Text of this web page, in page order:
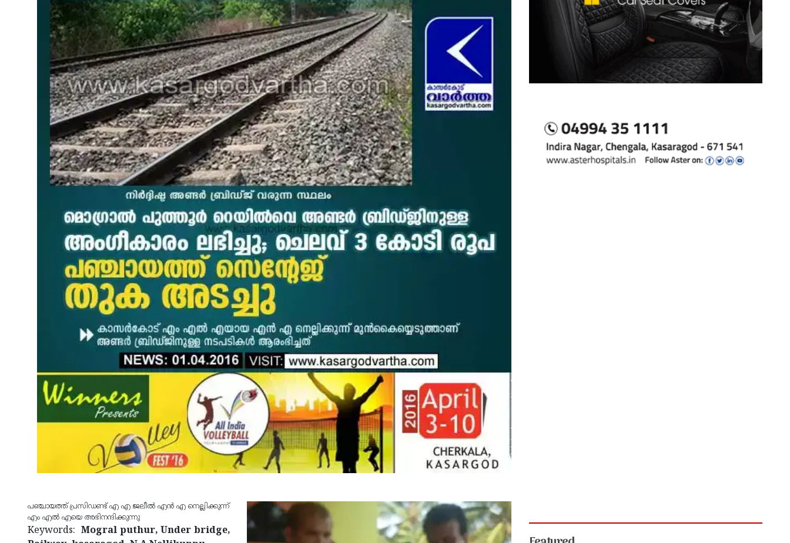
പഞ്ചായത്ത് പ്രസിഡണ്ട് എ എ ജലീല്‍ എന്‍ എ നെല്ലിക്കുന്ന്
എം എല്‍ എയെ അഭിനന്ദിക്കുന്നു
Keywords: Mogral puthur, Under bridge,